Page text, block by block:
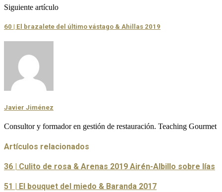
Siguiente artículo
60 | El brazalete del último vástago & Ahillas 2019
Javier Jiménez
Consultor y formador en gestión de restauración. Teaching Gourmet
Artículos relacionados
36 | Culito de rosa & Arenas 2019 Airén-Albillo sobre lías
51 | El bouquet del miedo & Baranda 2017